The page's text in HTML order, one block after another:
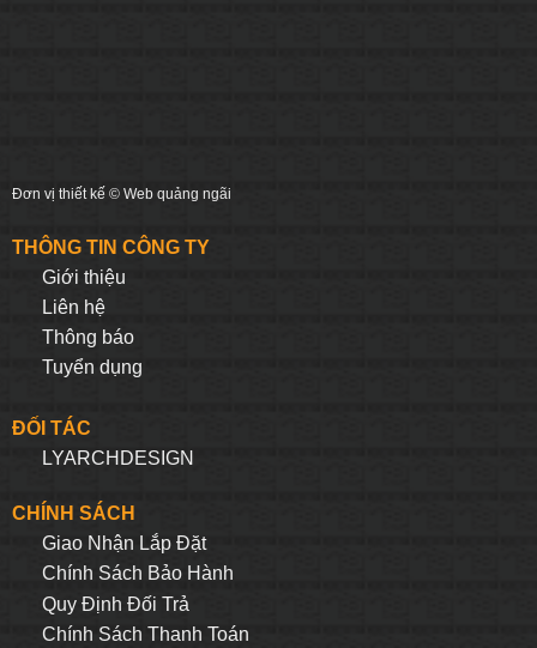
Đơn vị thiết kế © Web quảng ngãi
THÔNG TIN CÔNG TY
Giới thiệu
Liên hệ
Thông báo
Tuyển dụng
ĐỐI TÁC
LYARCHDESIGN
CHÍNH SÁCH
Giao Nhận Lắp Đặt
Chính Sách Bảo Hành
Quy Định Đối Trả
Chính Sách Thanh Toán